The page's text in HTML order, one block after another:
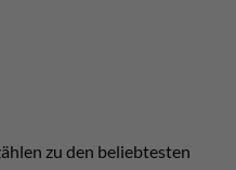
zu den beliebtesten